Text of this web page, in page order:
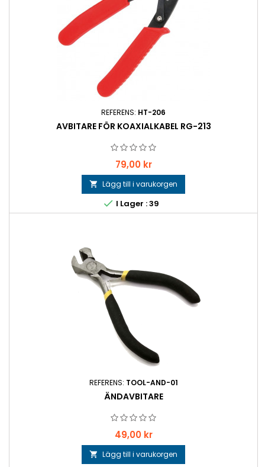
REFERENS: HT-206
AVBITARE FÖR KOAXIALKABEL RG-213
Pris
79,00 kr
 Lägg till i varukorgen
 I Lager : 39
REFERENS: TOOL-AND-01
ÄNDAVBITARE
Pris
49,00 kr
 Lägg till i varukorgen